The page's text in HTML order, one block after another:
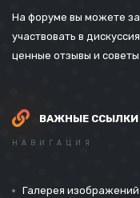
На форуме вы можете
участвовать в
ценные отзывы и советы.
ВАЖНЫЕ ССЫЛКИ
НАВИГАЦИЯ
Галерея изображений